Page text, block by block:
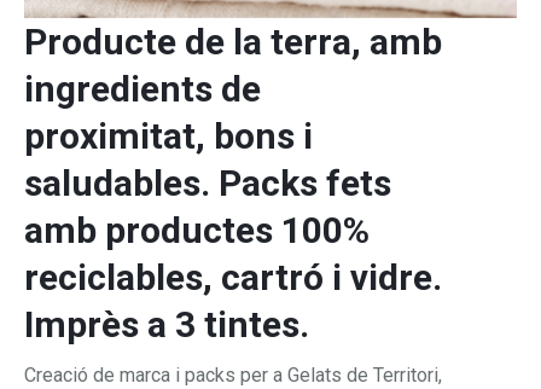
Producte de la terra, amb
ingredients de
proximitat, bons i
saludables. Packs fets
amb productes 100%
reciclables, cartró i vidre.
Imprès a 3 tintes.
Creació de marca i packs per a Gelats de Territori,